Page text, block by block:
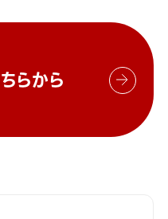
らから